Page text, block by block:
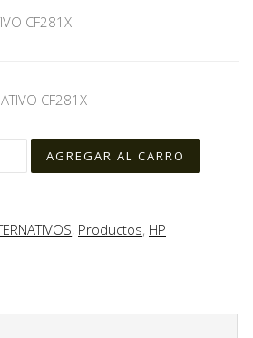
CF281X
CF281X
, Productos, HP